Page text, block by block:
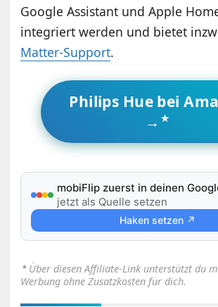
Google Assistant und Apple
integriert werden und bietet
Matter-Support.
Philips Hue bei
→
mobiFlip zuerst in deinen
jetzt als Quelle setzen
Haken setzen ↗
⋆ Über diesen Affiliate-Link unterstützt du
Werbung ohne Zusatzkosten für dich.